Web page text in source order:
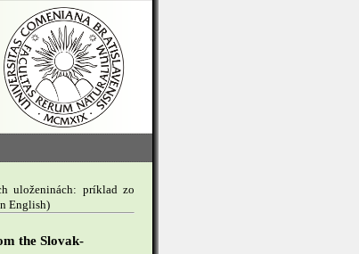
uloženinách: príklad zo
English)
the Slovak-